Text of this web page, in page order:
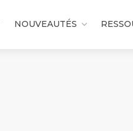
NOUVEAUTÉS